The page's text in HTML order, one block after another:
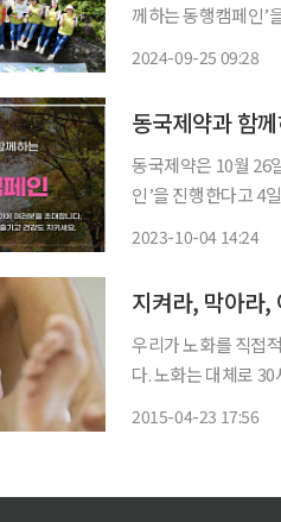
께하는 동행캠페인’을 진행한다고 25
2024-09-25 09:28
동국제약과 함
동국제약은 10월 26
인’을 진행한다고 4일 밝혔다. 이번 행사는 20쌍의 중년 여성 참
2023-10-04 14:24
지켜라, 막아라
우리가 노화를 직접
다. 노화는 대체로
2015-04-23 17:56